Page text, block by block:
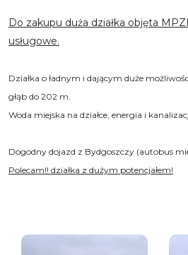
Do zakupu duża działka objęta
usługowe.
Działka o ładnym i dającym duże
głąb do 202 m.
Woda miejska na działce, energia i
Dogodny dojazd z Bydgoszczy (autobus
Polecam!! działka z dużym potencjałem!